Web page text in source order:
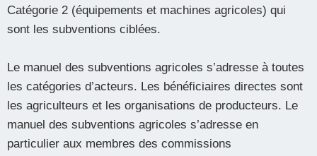
Catégorie 2 (équipements et machines agricoles) qui
sont les subventions ciblées.
Le manuel des subventions agricoles s’adresse à toutes
les catégories d’acteurs. Les bénéficiaires directes sont
les agriculteurs et les organisations de producteurs. Le
manuel des subventions agricoles s’adresse en
particulier aux membres des commissions